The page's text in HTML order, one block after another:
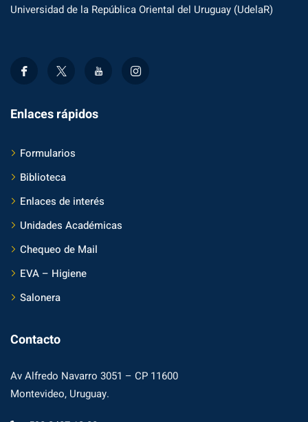
Universidad de la República Oriental del Uruguay (UdelaR)
Enlaces rápidos
Formularios
Biblioteca
Enlaces de interés
Unidades Académicas
Chequeo de Mail
EVA – Higiene
Salonera
Contacto
Av Alfredo Navarro 3051 – CP 11600
Montevideo, Uruguay.